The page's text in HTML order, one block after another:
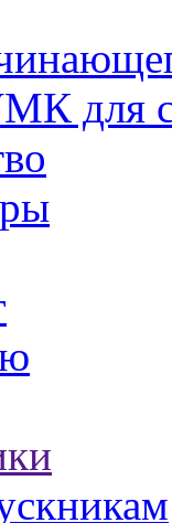
для